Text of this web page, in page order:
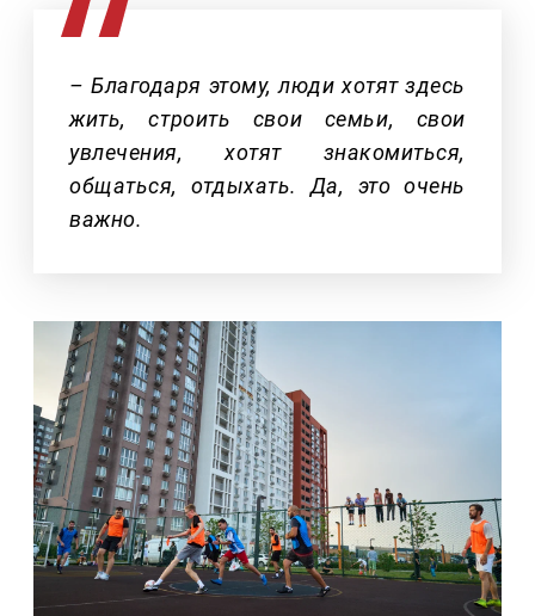
– Благодаря этому, люди хотят здесь
жить, строить свои семьи, свои
увлечения, хотят знакомиться,
общаться, отдыхать. Да, это очень
важно.